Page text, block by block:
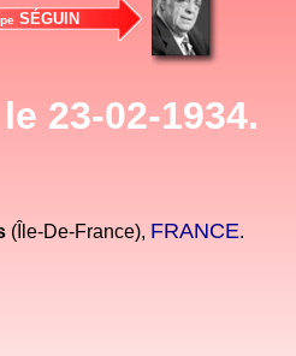
SÉGUIN
23-02-1934.
(Île-De-France), FRANCE.